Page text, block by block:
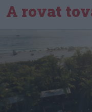
A rovat